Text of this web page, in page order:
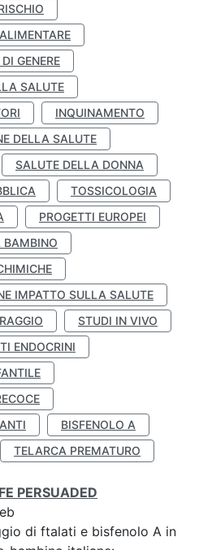
GENERE
SALUTE
INQUINAMENTO
DELLA SALUTE
SALUTE DELLA DONNA
TOSSICOLOGIA
PROGETTI EUROPEI
BAMBINO
IMPATTO SULLA SALUTE
STUDI IN VIVO
ENDOCRINI
BISFENOLO A
TELARCA PREMATURO
PERSUADED
di ftalati e bisfenolo A in